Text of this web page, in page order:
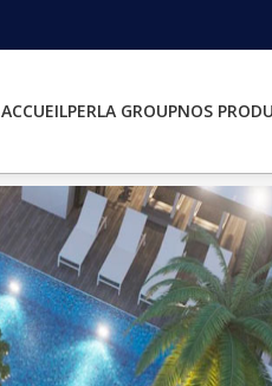
ACCUEILPERLA GROUPNOS